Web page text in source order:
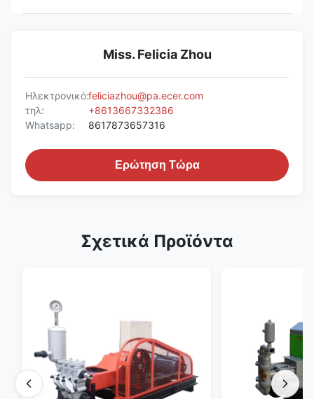
Miss. Felicia Zhou
Ηλεκτρονικό:feliciazhou@pa.ecer.com
τηλ:
+8613667332386
Whatsapp:
8617873657316
Ερώτηση Τώρα
Σχετικά Προϊόντα